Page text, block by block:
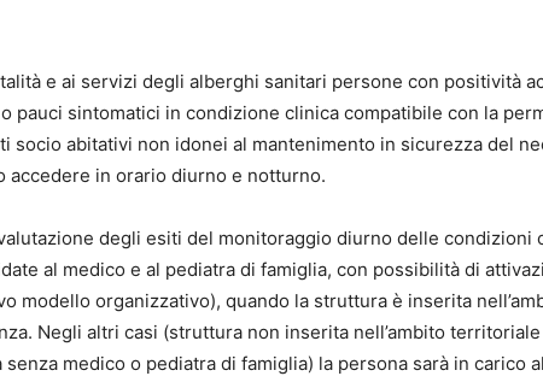
e ai servizi degli alberghi sanitari persone con positività
pauci sintomatici in condizione clinica compatibile con la
socio abitativi non idonei al mantenimento in sicurezza del
accedere in orario diurno e notturno.
degli esiti del monitoraggio diurno delle condizioni
al medico e al pediatra di famiglia, con possibilità di
modello organizzativo), quando la struttura è inserita
Negli altri casi (struttura non inserita nell’ambito
medico o pediatra di famiglia) la persona sarà in carico